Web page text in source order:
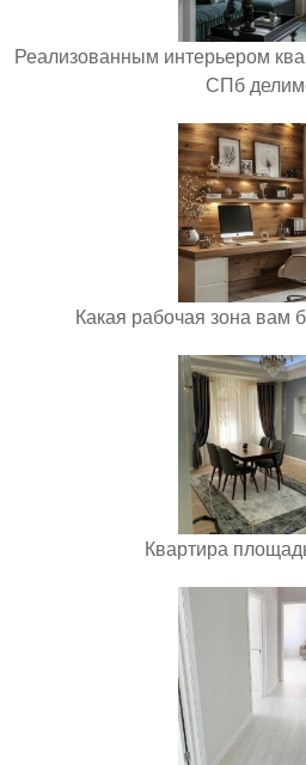
Реализованным интерьером
СПб
Какая рабочая зона вам
Квартира